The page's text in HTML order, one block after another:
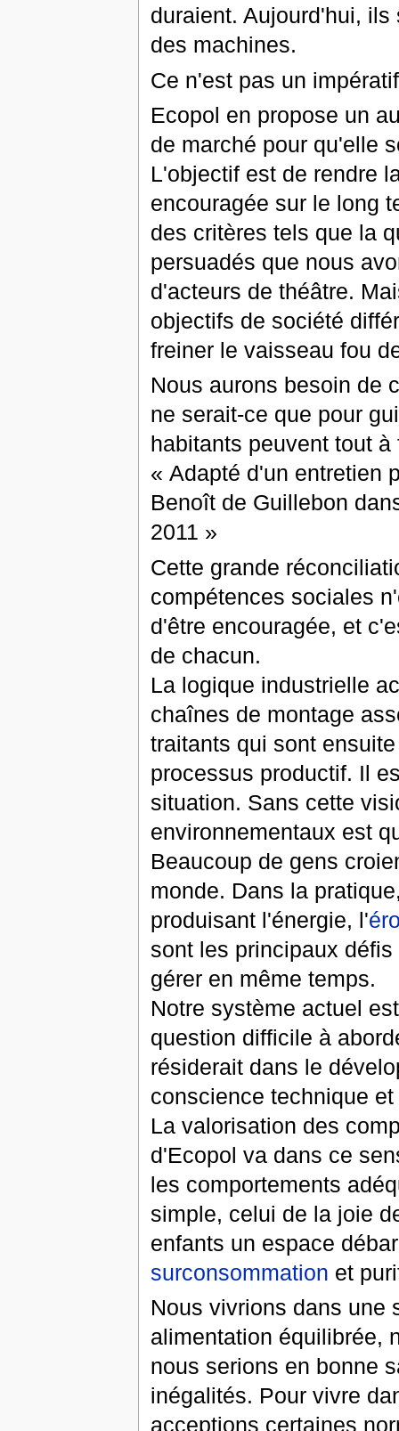
duraient. Aujourd'hui,
des machines.
Ce n'est pas un
Ecopol en propose un
de marché pour qu'elle
L'objectif est de rendre
encouragée sur le long
des critères tels que la
persuadés que nous
d'acteurs de théâtre.
objectifs de société
freiner le vaisseau fou
Nous aurons besoin de
ne serait-ce que pour
habitants peuvent tout
« Adapté d'un entretien
Benoît de Guillebon
2011 »
Cette grande
compétences sociales
d'être encouragée, et
de chacun.
La logique industrielle
chaînes de montage
traitants qui sont
processus productif. Il
situation. Sans cette
environnementaux est
Beaucoup de gens
monde. Dans la
produisant l'énergie, l'
sont les principaux
gérer en même temps.
Notre système actuel
question difficile à
résiderait dans le
conscience technique
La valorisation des
d'Ecopol va dans ce
les comportements
simple, celui de la joie
enfants un espace
surconsommation et
Nous vivrions dans une
alimentation équilibrée,
nous serions en bonne
inégalités. Pour vivre
acceptions certaines